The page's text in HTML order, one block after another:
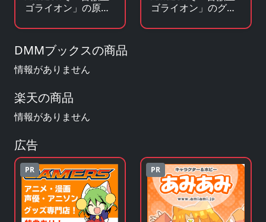
ゴライオン」の原作
ゴライオン」のグッ
る
DMMブックスの商品
情報がありません
楽天の商品
情報がありません
広告
PR PR